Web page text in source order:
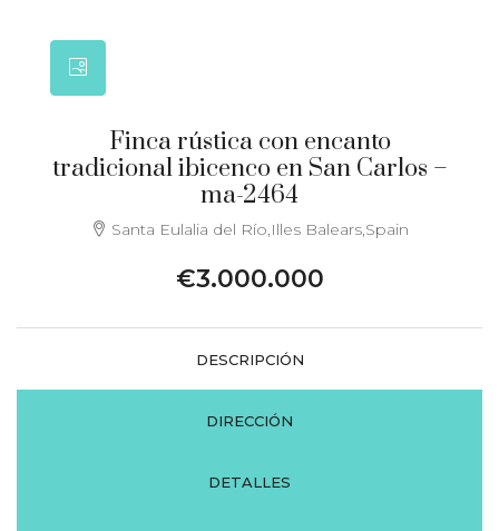
Finca rústica con encanto
tradicional ibicenco en San Carlos –
ma-2464
Santa Eulalia del Río,Illes Balears,Spain
€3.000.000
DESCRIPCIÓN
DIRECCIÓN
DETALLES